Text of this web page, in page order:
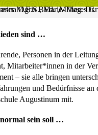
sind …
Personen in der
Mitarbeiter*innen in der
– sie alle bringen
und Bedürfnisse an
Augustinum mit.
sein soll …